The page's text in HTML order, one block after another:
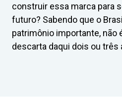
construir essa marca para
futuro? Sabendo que o
patrimônio importante, não
descarta daqui dois ou três